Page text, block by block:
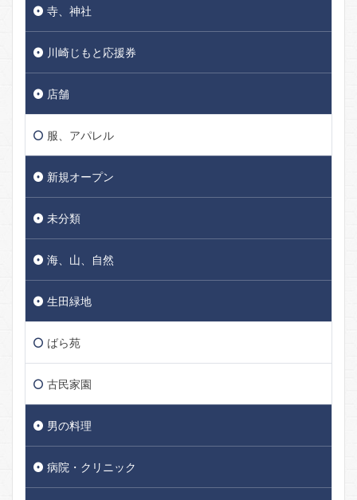
寺、神社
川崎じもと応援券
店舗
服、アパレル
新規オープン
未分類
海、山、自然
生田緑地
ばら苑
古民家園
男の料理
病院・クリニック